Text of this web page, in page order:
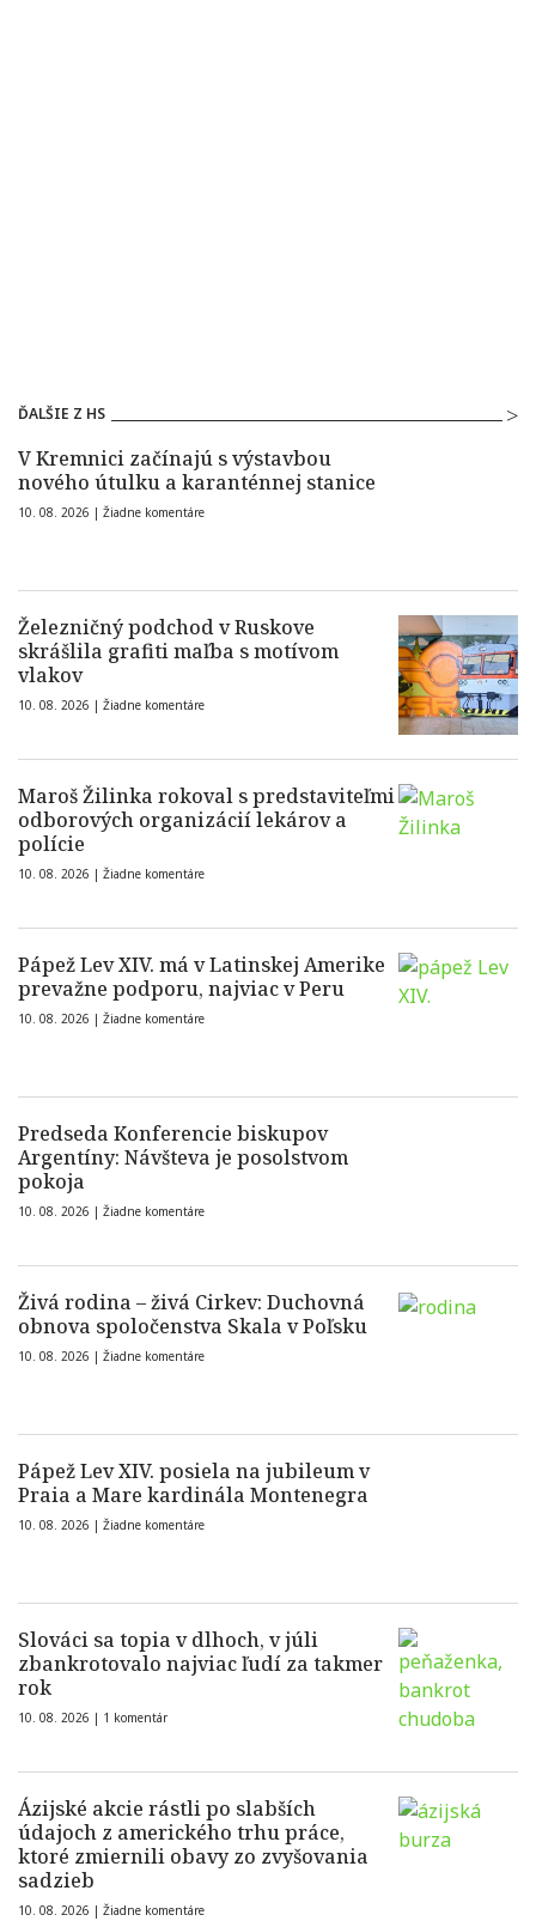
ĎALŠIE Z HS
V Kremnici začínajú s výstavbou
nového útulku a karanténnej stanice
10. 08. 2026 | Žiadne komentáre
Železničný podchod v Ruskove
skrášlila grafiti maľba s motívom
vlakov
10. 08. 2026 | Žiadne komentáre
Maroš Žilinka rokoval s predstaviteľmi
odborových organizácií lekárov a
polície
10. 08. 2026 | Žiadne komentáre
Pápež Lev XIV. má v Latinskej Amerike
prevažne podporu, najviac v Peru
10. 08. 2026 | Žiadne komentáre
Predseda Konferencie biskupov
Argentíny: Návšteva je posolstvom
pokoja
10. 08. 2026 | Žiadne komentáre
Živá rodina – živá Cirkev: Duchovná
obnova spoločenstva Skala v Poľsku
10. 08. 2026 | Žiadne komentáre
Pápež Lev XIV. posiela na jubileum v
Praia a Mare kardinála Montenegra
10. 08. 2026 | Žiadne komentáre
Slováci sa topia v dlhoch, v júli
zbankrotovalo najviac ľudí za takmer
rok
10. 08. 2026 | 1 komentár
Ázijské akcie rástli po slabších
údajoch z amerického trhu práce,
ktoré zmiernili obavy zo zvyšovania
sadzieb
10. 08. 2026 | Žiadne komentáre